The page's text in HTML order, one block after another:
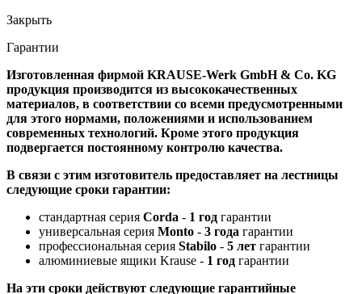
Закрыть
Гарантии
Изготовленная фирмой KRAUSE-Werk GmbH & Со. KG
продукция производится из высококачественных
материалов, в соответствии со всеми предусмотренными
для этого нормами, положениями и использованием
современных технологий. Кроме этого продукция
подвергается постоянному контролю качества.
В связи с этим изготовитель предоставляет на лестницы
следующие сроки гарантии:
стандартная серия Corda - 1 год гарантии
универсальная серия Monto - 3 года гарантии
профессиональная серия Stabilo - 5 лет гарантии
алюминиевые ящики Krause - 1 год гарантии
На эти сроки действуют следующие гарантийные